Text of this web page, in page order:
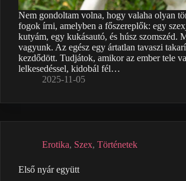
Nem gondoltam volna, hogy valaha olyan
fogok írni, amelyben a főszereplők: egy
kutyám, egy kukásautó, és húsz szomszéd.
vagyunk. Az egész egy ártatlan tavaszi
kezdődött. Tudjátok, amikor az ember tele
lelkesedéssel, kidobál fél…
2025-11-05
Erotika, Szex, Történetek
Első nyár együtt